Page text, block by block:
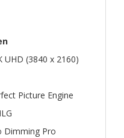
UHD (3840 x 2160)
Picture Engine
Dimming Pro